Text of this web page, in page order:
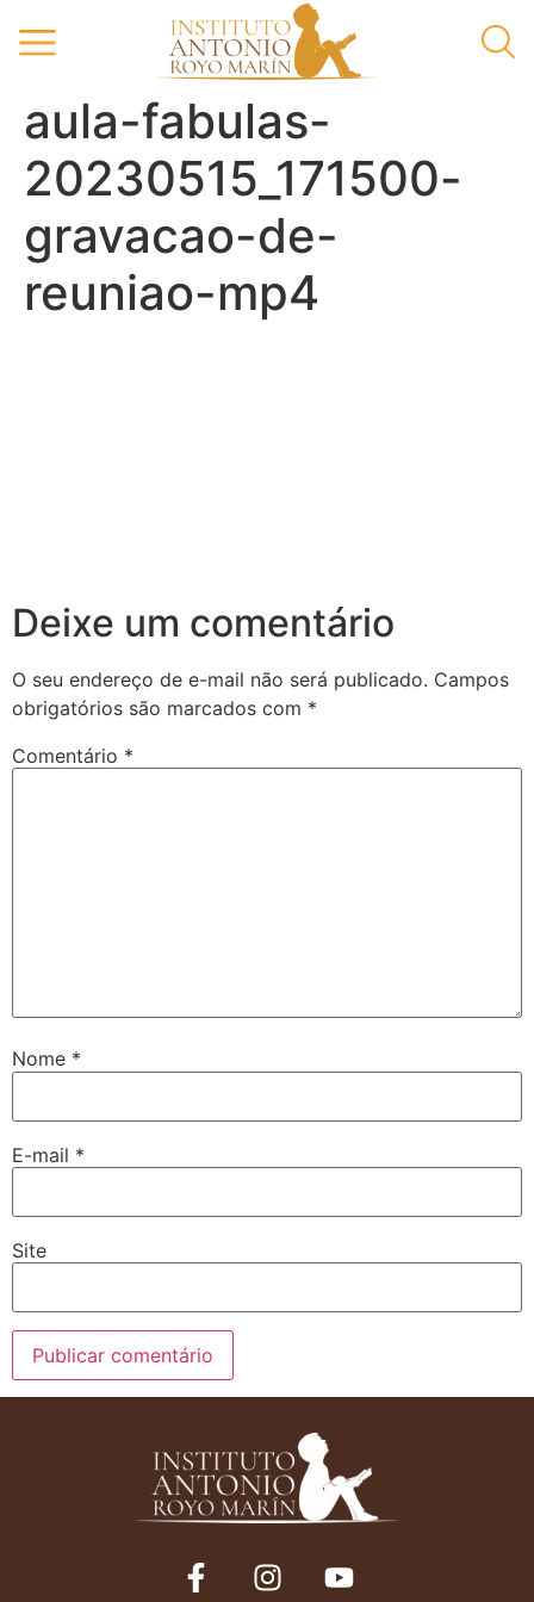
aula-fabulas-
20230515_171500-
gravacao-de-
reuniao-mp4
Deixe um comentário
O seu endereço de e-mail não será publicado. Campos
obrigatórios são marcados com *
Comentário *
Nome *
E-mail *
Site